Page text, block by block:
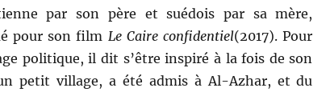
par son père et suédois par sa mère,
pour son film Le Caire confidentiel(2017). Pour
politique, il dit s’être inspiré à la fois de son
petit village, a été admis à Al-Azhar, et du